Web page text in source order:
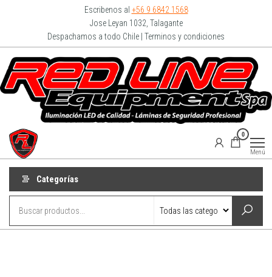
Escribenos al +56 9 6842 1568
Jose Leyan 1032, Talagante
Despachamos a todo Chile | Terminos y condiciones
0
Menú
Categorías